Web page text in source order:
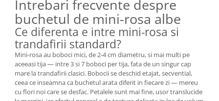
Intrebari frecvente despre
buchetul de mini-rosa albe
Ce diferenta e intre mini-rosa si
trandafirii standard?
Mini-rosa au boboci mici, de 2-4 cm diametru, si mai multi pe
aceeasi tija — intre 3 si 7 boboci per tija, fata de un singur cap
mare la trandafirii clasici. Bobocii se deschid etajat, secvential,
ceea ce inseamna ca buchetul arata diferit in fiecare zi — mereu
cu flori noi care se desfac. Petalele sunt mai fine, usor translucide